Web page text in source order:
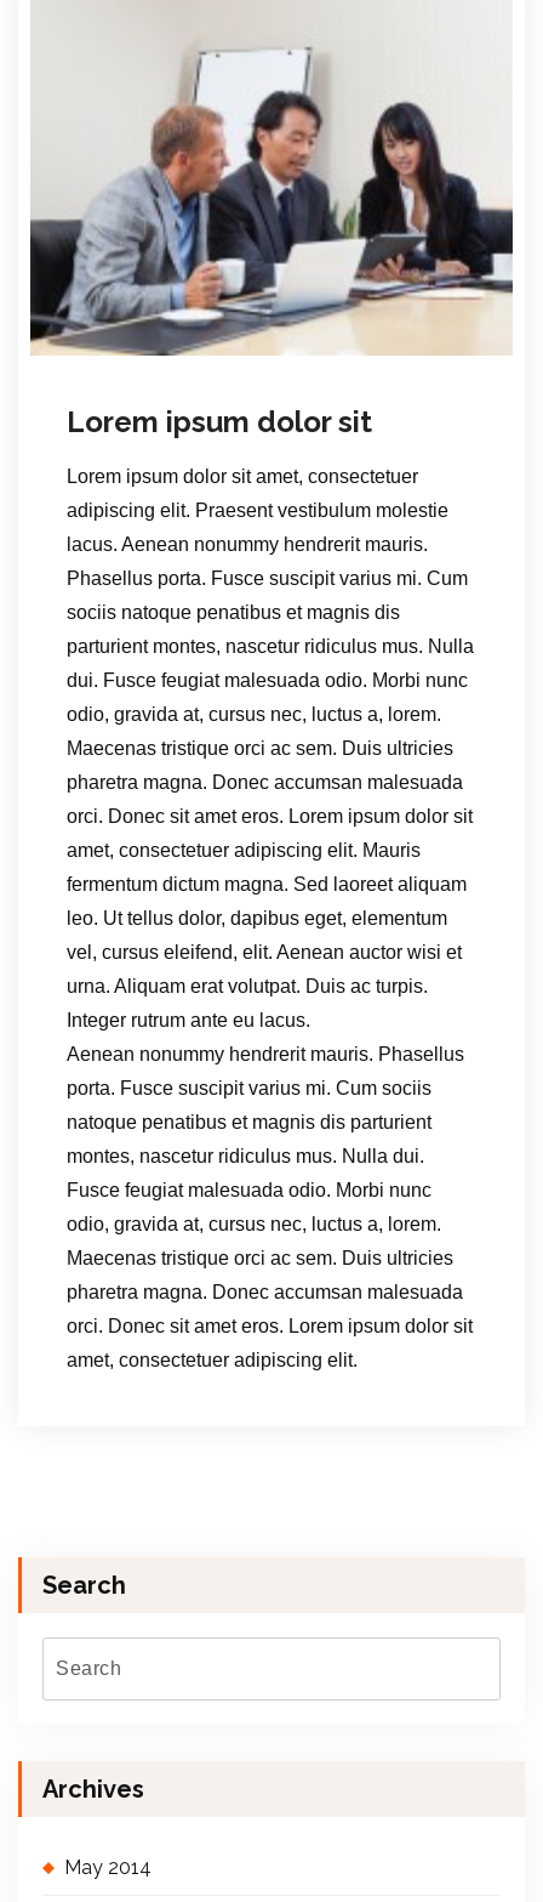
Lorem ipsum dolor sit
Lorem ipsum dolor sit amet, consectetuer
adipiscing elit. Praesent vestibulum molestie
lacus. Aenean nonummy hendrerit mauris.
Phasellus porta. Fusce suscipit varius mi. Cum
sociis natoque penatibus et magnis dis
parturient montes, nascetur ridiculus mus. Nulla
dui. Fusce feugiat malesuada odio. Morbi nunc
odio, gravida at, cursus nec, luctus a, lorem.
Maecenas tristique orci ac sem. Duis ultricies
pharetra magna. Donec accumsan malesuada
orci. Donec sit amet eros. Lorem ipsum dolor sit
amet, consectetuer adipiscing elit. Mauris
fermentum dictum magna. Sed laoreet aliquam
leo. Ut tellus dolor, dapibus eget, elementum
vel, cursus eleifend, elit. Aenean auctor wisi et
urna. Aliquam erat volutpat. Duis ac turpis.
Integer rutrum ante eu lacus.
Aenean nonummy hendrerit mauris. Phasellus
porta. Fusce suscipit varius mi. Cum sociis
natoque penatibus et magnis dis parturient
montes, nascetur ridiculus mus. Nulla dui.
Fusce feugiat malesuada odio. Morbi nunc
odio, gravida at, cursus nec, luctus a, lorem.
Maecenas tristique orci ac sem. Duis ultricies
pharetra magna. Donec accumsan malesuada
orci. Donec sit amet eros. Lorem ipsum dolor sit
amet, consectetuer adipiscing elit.
Search
Archives
May 2014